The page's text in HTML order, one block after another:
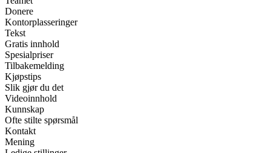
Donere
Kontorplasseringer
Tekst
Gratis innhold
Spesialpriser
Tilbakemelding
Kjøpstips
Slik gjør du det
Videoinnhold
Kunnskap
Ofte stilte spørsmål
Kontakt
Mening